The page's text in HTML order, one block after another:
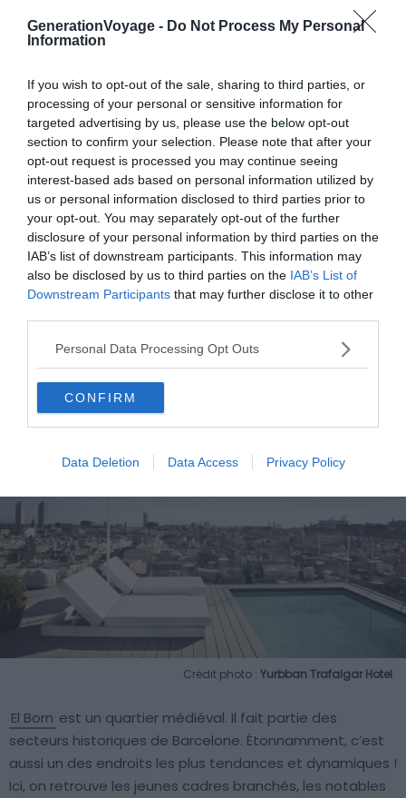
GenerationVoyage - Do Not Process My Personal
Information
If you wish to opt-out of the sale, sharing to third parties, or
processing of your personal or sensitive information for
targeted advertising by us, please use the below opt-out
section to confirm your selection. Please note that after your
opt-out request is processed you may continue seeing
interest-based ads based on personal information utilized by
us or personal information disclosed to third parties prior to
your opt-out. You may separately opt-out of the further
disclosure of your personal information by third parties on the
IAB’s list of downstream participants. This information may
also be disclosed by us to third parties on the IAB’s List of
Downstream Participants that may further disclose it to other
Personal Data Processing Opt Outs
CONFIRM
Data Deletion Data Access Privacy Policy
où boire un verre à Barcelone, voici l’une des adresses à
retenir lorsque vous vous rendrez dans la capitale de la
Catalunya, le dernier étage de l’Hotel Barcelona Center
est le rendez-vous obligé des amateurs de techno,
deephouse et musique électro. Ici, on apprécie les
couchers de soleil en sirotant un mojito d’exception !
Situé dans l’un des plus beaux secteurs de la métropole
barcelonaise, on vous recommande chaudement de
vous laisser tenter par un cocktail sur ce rooftop.
Adresse:Plaça Espanya, 6-8 – 08014 Barcelone
7. Yurbban Trafalgar Hotel
Crédit photo : Yurbban Trafalgar Hotel
El Born est un quartier médiéval. Il fait partie des
secteurs historiques de Barcelone. Étonnamment, c’est
aussi un des endroits les plus tendances et dynamiques !
Ici, on retrouve les jeunes cadres branchés, les notables